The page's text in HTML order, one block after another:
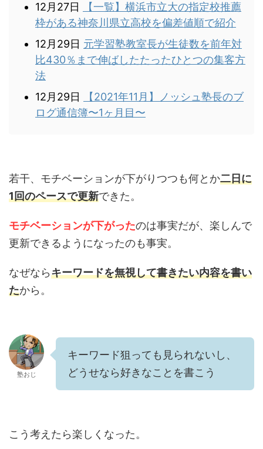
12月27日
【一覧】横浜市立大の指定校推薦
枠がある神奈川県立高校を偏差値順で紹介
12月29日 元学習塾教室長が生徒数を前年対
比430％まで伸ばしたたったひとつの集客方
法
12月29日
【2021年11月】ノッシュ塾長のブ
ログ通信簿〜1ヶ月目〜
若干、モチベーションが下がりつつも何とか二日に
1回のペースで更新できた。
モチベーションが下がったのは事実だが、楽しんで
更新できるようになったのも事実。
なぜならキーワードを無視して書きたい内容を書い
たから。
塾おじ
キーワード狙っても見られないし、
どうせなら好きなことを書こう
こう考えたら楽しくなった。